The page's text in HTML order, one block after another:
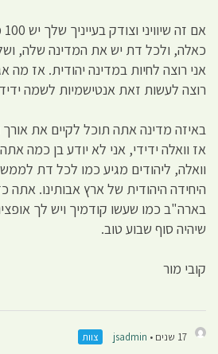
כאלה, ולכל דת יש את המדינה שלה,
אני רוצה לחיות במדינה יהודית. אז
רוצה לעשות זאת אנטישמיות לשמה
באיזה מדינה אתה תוכל לקיים את
אז וואלה ידידי, אני לא יודע בן כמה
וואלה, ליהודים מגיע כמו לכל דת
היחידה היהודית של ארץ אבותינו. אתה
בארה"ב כמו שעשו קודמיך ויש לך
שיהיה סוף שבוע טוב.
קובי מור
17 שנים • jsadmin צוות